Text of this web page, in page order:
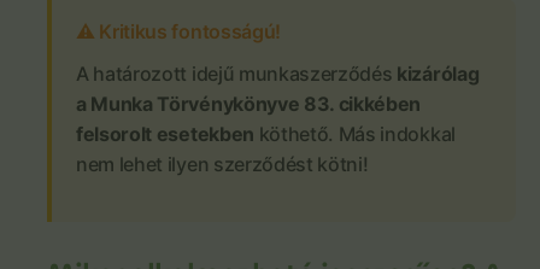
⚠️ Kritikus fontosságú!
A határozott idejű munkaszerződés kizárólag
a Munka Törvénykönyve 83. cikkében
felsorolt esetekben köthető. Más indokkal
nem lehet ilyen szerződést kötni!